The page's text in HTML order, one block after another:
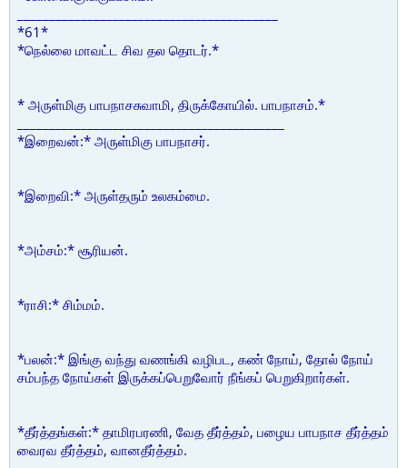
*61*
*நெல்லை மாவட்ட சிவ தல தொடர்.*
* அருள்மிகு பாபநாசசுவாமி, திருக்கோயில். பாபநாசம்.*
*இறைவன்:* அருள்மிகு பாபநாசர்.
*இறைவி:* அருள்தரும் உலகம்மை.
*அம்சம்:* சூரியன்.
*ராசி:* சிம்மம்.
*பலன்:* இங்கு வந்து வணங்கி வழிபட, கண் நோய், தோல் நோய்
சம்பந்த நோய்கள் இருக்கப்பெறுவோர் நீங்கப் பெறுகிறார்கள்.
*தீர்த்தங்கள்:* தாமிரபரணி, வேத தீர்த்தம், பழைய பாபநாச தீர்த்தம்
வைரவ தீர்த்தம், வானதீர்த்தம்.